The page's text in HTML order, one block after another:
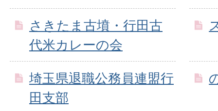
さきたま古墳・行田古
代米カレーの会
埼玉県退職公務員連盟行
田支部